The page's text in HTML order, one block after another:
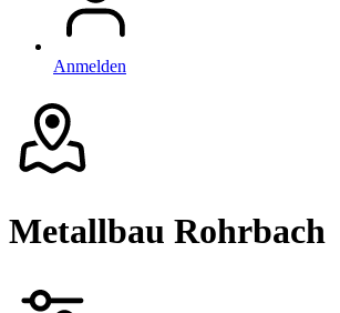
Anmelden
Metallbau Rohrbach